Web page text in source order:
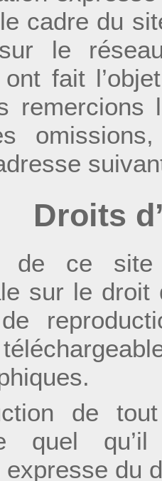
cadre du
le
fait
Droits
de ce
sur le droit
de
quel
du